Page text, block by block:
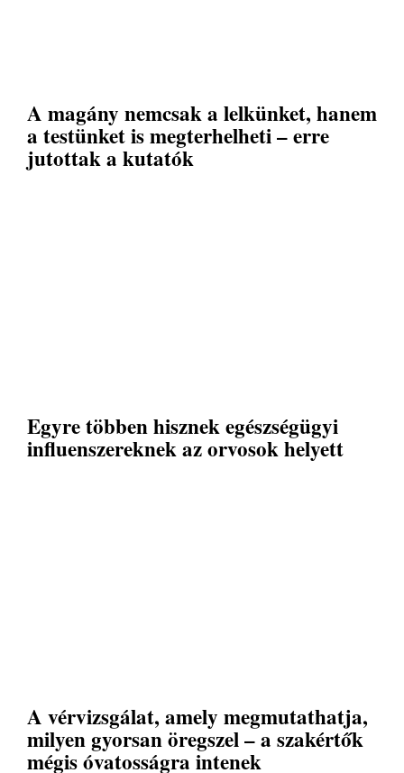
A magány nemcsak a lelkünket, hanem
a testünket is megterhelheti – erre
jutottak a kutatók
Egyre többen hisznek egészségügyi
influenszereknek az orvosok helyett
A vérvizsgálat, amely megmutathatja,
milyen gyorsan öregszel – a szakértők
mégis óvatosságra intenek